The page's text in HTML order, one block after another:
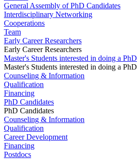
General Assembly of PhD Candidates
Interdisciplinary Networking
Cooperations
Team
Early Career Researchers
Early Career Researchers
Master's Students interested in doing a PhD
Master's Students interested in doing a PhD
Counseling & Information
Qualification
Financing
PhD Candidates
PhD Candidates
Counseling & Information
Qualification
Career Development
Financing
Postdocs